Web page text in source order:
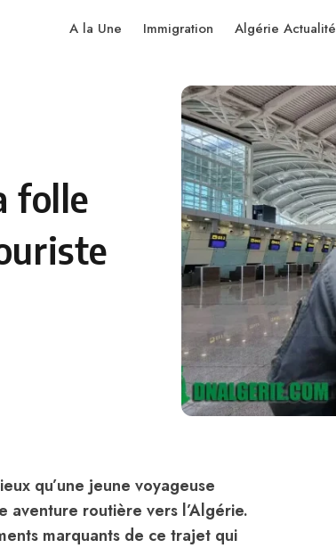
A la Une Immigration Algérie Actualité
folle
qu’une jeune voyageuse
aventure routière vers l’Algérie.
marquants de ce trajet qui